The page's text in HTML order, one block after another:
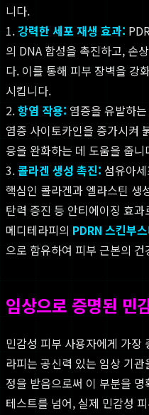
니다.
1.강력한 세포 재생 효과:
의 DNA 합성을 촉진하고, 손
다. 이를 통해 피부 장벽을 강
시킵니다.
2.항염 작용: 염증을 유발하
염증 사이토카인을 증가시켜
응을 완화하는 데 도움을 줍니
3.콜라겐 생성 촉진: 섬유아
핵심인 콜라겐과 엘라스틴 생
탄력 증진 등 안티에이징 효
메디테라피의 PDRN 스킨부
으로 함유하여 피부 근본의
임상으로 증명된 민
민감성 피부 사용자에게 가장
라피는 공신력 있는 임상 기
정을 받음으로써 이 부분을
테스트를 넘어, 실제 민감성